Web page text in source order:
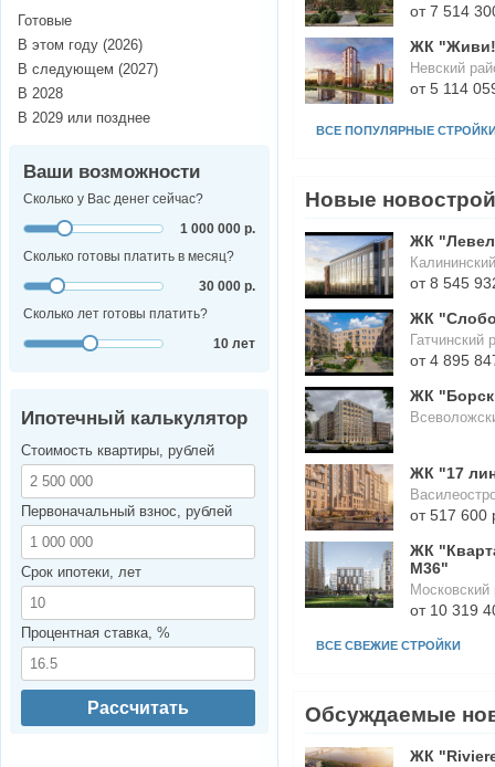
от 7 514
ЖК
Невский
от 5 114
ВСЕ ПОПУЛЯРНЫЕ
Новые
ЖК
от 8 545
ЖК
Гатчинский
от 4 895
ЖК
ЖК "17
от 517 600
ЖК
М36"
Московский
от 10 319
ВСЕ СВЕЖИЕ СТРОЙКИ
Обсуждаемые
ЖК
Готовые
В этом году (2026)
В следующем (2027)
В 2028
В 2029 или позднее
Ваши возможности
Сколько у Вас денег сейчас?
1 000 000 р.
Сколько готовы платить в месяц?
30 000 р.
Сколько лет готовы платить?
10 лет
Ипотечный калькулятор
Стоимость квартиры, рублей
Первоначальный взнос, рублей
Срок ипотеки, лет
Процентная ставка, %
Рассчитать